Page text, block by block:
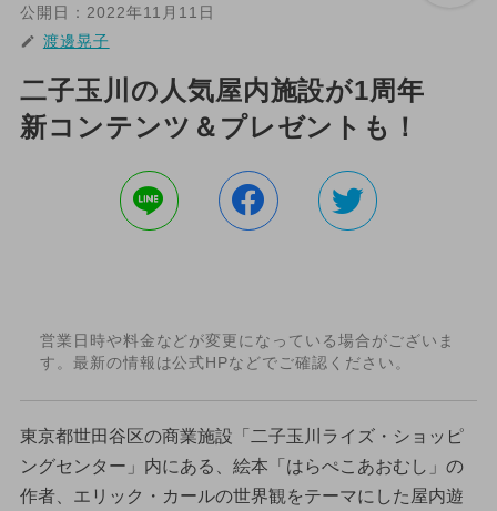
公開日： 2022年11月11日
渡邊晃子
二子玉川の人気屋内施設が1周年
新コンテンツ＆プレゼントも！
営業日時や料金などが変更になっている場合がございま
す。最新の情報は公式HPなどでご確認ください。
東京都世田谷区の商業施設「二子玉川ライズ・ショッピ
ングセンター」内にある、絵本「はらぺこあおむし」の
作者、エリック・カールの世界観をテーマにした屋内遊